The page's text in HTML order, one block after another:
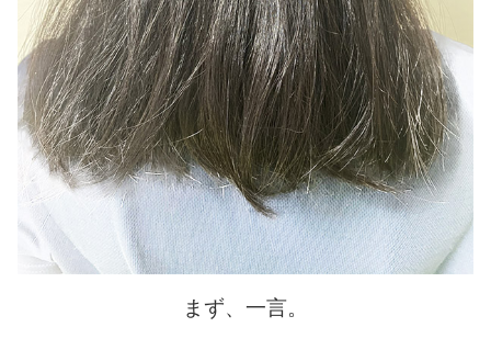
まず、一言。